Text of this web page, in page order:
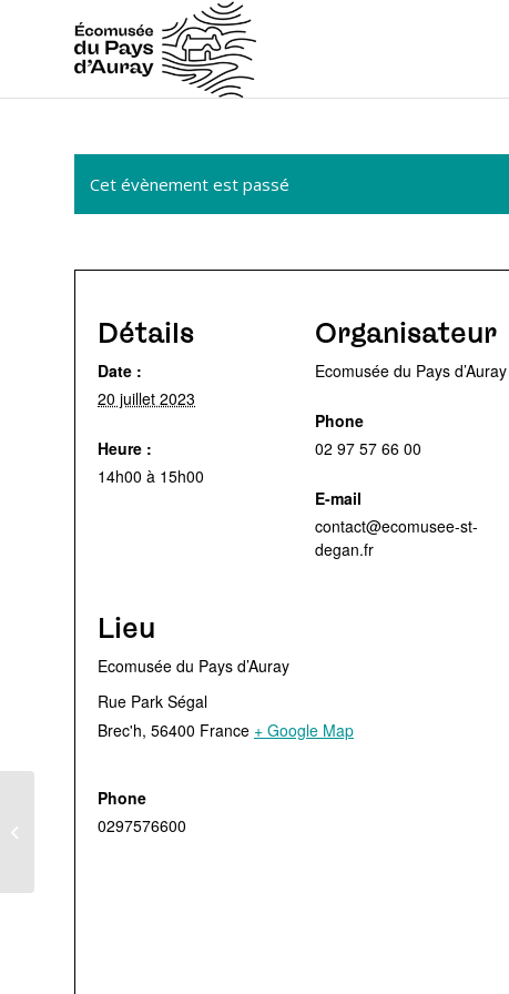
Cet évènement est passé
Détails
Date :
20 juillet 2023
Heure :
14h00 à 15h00
Organisateur
Ecomusée du Pays d’Auray
Phone
02 97 57 66 00
E-mail
contact@ecomusee-st-
degan.fr
Lieu
Ecomusée du Pays d’Auray
Rue Park Ségal
Brec'h, 56400 France + Google Map
Phone
0297576600
Visite guidée des